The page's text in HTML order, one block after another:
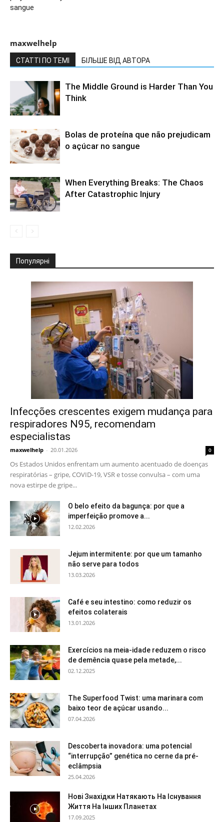
sangue
maxwelhelp
СТАТТІ ПО ТЕМІ БІЛЬШЕ ВІД АВТОРА
The Middle Ground is Harder Than You
Think
Bolas de proteína que não prejudicam
o açúcar no sangue
When Everything Breaks: The Chaos
After Catastrophic Injury
Популярні
Infecções crescentes exigem mudança para
respiradores N95, recomendam
especialistas
maxwelhelp - 20.01.2026 0
Os Estados Unidos enfrentam um aumento acentuado de doenças
respiratórias – gripe, COVID-19, VSR e tosse convulsa – com uma
nova estirpe de gripe...
O belo efeito da bagunça: por que a
imperfeição promove a...
12.02.2026
Jejum intermitente: por que um tamanho
não serve para todos
13.03.2026
Café e seu intestino: como reduzir os
efeitos colaterais
13.01.2026
Exercícios na meia-idade reduzem o risco
de demência quase pela metade,...
02.12.2025
The Superfood Twist: uma marinara com
baixo teor de açúcar usando...
07.04.2026
Descoberta inovadora: uma potencial
“interrupção” genética no cerne da pré-
eclâmpsia
25.04.2026
Нові Знахідки Натякають На Існування
Життя На Інших Планетах
17.09.2025